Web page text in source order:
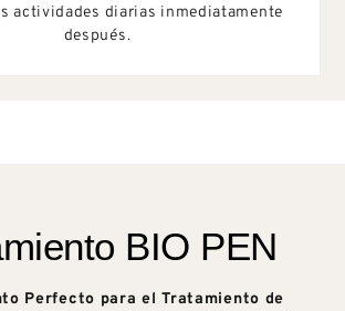
actividades diarias inmediatamente
después.
BIO PEN​
Perfecto para el Tratamiento de